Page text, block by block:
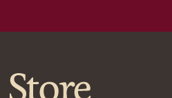
Отправляя адрес электронной почты
вы соглашаетесь с политикой в отношении
обработки персональных данных